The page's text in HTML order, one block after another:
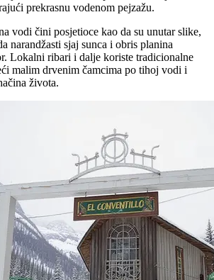
prekrasnu vodenom pejzažu.
vodi čini posjetioce kao da su unutar slike,
narandžasti sjaj sunca i obris planina
Lokalni ribari i dalje koriste tradicionalne
malim drvenim čamcima po tihoj vodi i
života.